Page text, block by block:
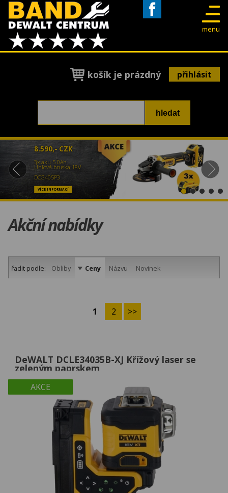
menu
košík je prázdný přihlásit
8.590,- CZK
3x aku 5.0Ah
Úhlová bruska 18V
DCG405P3
VÍCE INFORMACÍ
Akční nabídky
řadit podle: Obliby Ceny Názvu Novinek
1 2 >>
AKCE
DeWALT DCLE34035B-XJ Křížový laser se
zeleným paprskem